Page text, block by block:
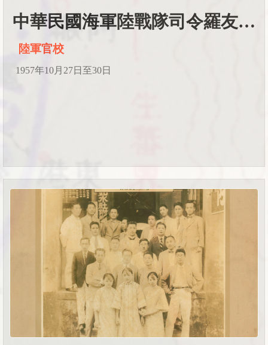
中華民國海軍陸戰隊司令羅友倫將軍訪韓紀念
陸軍官校
1957年10月27日至30日